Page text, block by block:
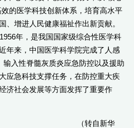
的医学科技创新体系，培育高水平
、增进人民健康福祉作出新贡献。
年，是我国国家级综合性医学科
年来，中国医学科学院完成了人感
输入性脊髓灰质炎应急防控以及援助
应急科技支撑任务，在防控重大疾
济社会发展等方面发挥了重要作
新华